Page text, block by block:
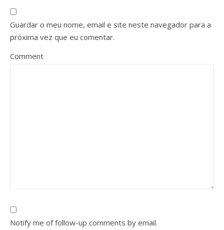
Guardar o meu nome, email e site neste navegador para a
próxima vez que eu comentar.
Comment
Notify me of follow-up comments by email.